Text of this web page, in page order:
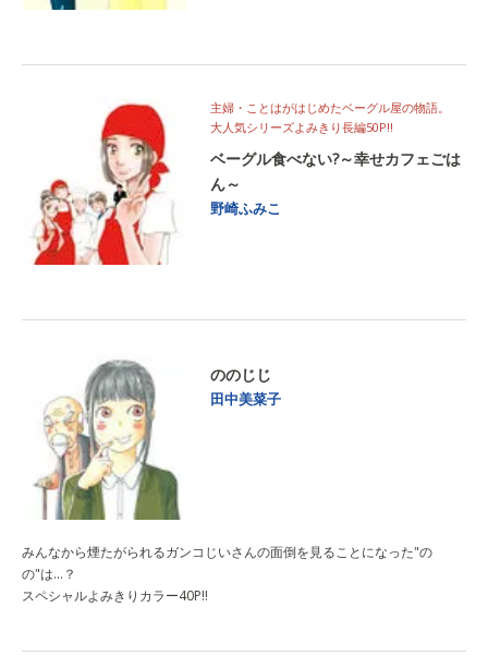
主婦・ことはがはじめたベーグル屋の物語。
大人気シリーズよみきり長編50P!!
ベーグル食べない?～幸せカフェごは
ん～
野崎ふみこ
ののじじ
田中美菜子
みんなから煙たがられるガンコじいさんの面倒を見ることになった"の
の"は…？
スペシャルよみきりカラー40P!!